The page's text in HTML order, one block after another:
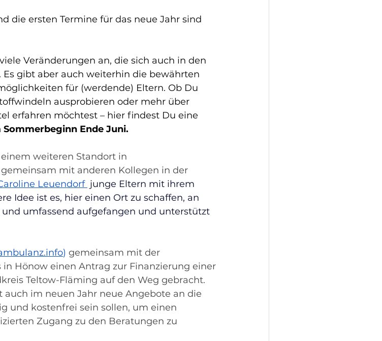
die ersten Termine für das neue Jahr sind
Veränderungen an, die sich auch in den
gibt aber auch weiterhin die bewährten
für (werdende) Eltern. Ob Du
ausprobieren oder mehr über
erfahren möchtest – hier findest Du eine
Ende Juni.
weiteren Standort in
mit anderen Kollegen in der
Leuendorf junge Eltern mit ihrem
Idee ist es, hier einen Ort zu schaffen, an
umfassend aufgefangen und unterstützt
) gemeinsam mit der
Hönow einen Antrag zur Finanzierung einer
Teltow-Fläming auf den Weg gebracht.
im neuen Jahr neue Angebote an die
und kostenfrei sein sollen, um einen
Zugang zu den Beratungen zu